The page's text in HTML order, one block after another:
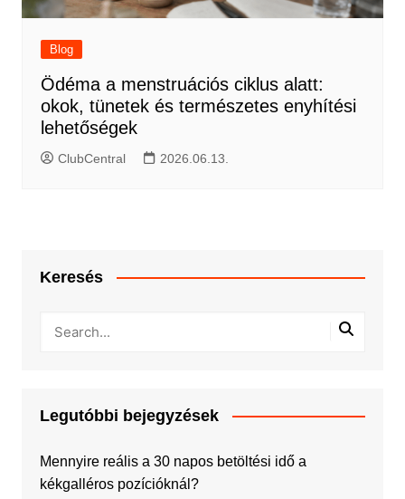
Blog
Ödéma a menstruációs ciklus alatt:
okok, tünetek és természetes enyhítési
lehetőségek
ClubCentral 2026.06.13.
Keresés
Legutóbbi bejegyzések
Mennyire reális a 30 napos betöltési idő a
kékgalléros pozícióknál?